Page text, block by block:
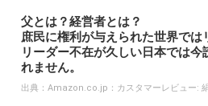
父とは？経営者とは？
庶民に権利が与えられた世界では
リーダー不在が久しい日本では
れません。
出典： Amazon.co.jp：カスタマーレビュー: